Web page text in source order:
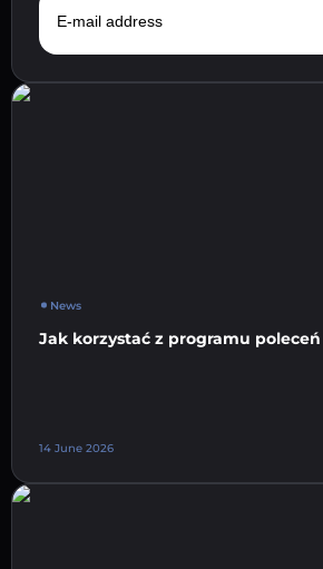
News
Jak korzystać z programu
14 June 2026